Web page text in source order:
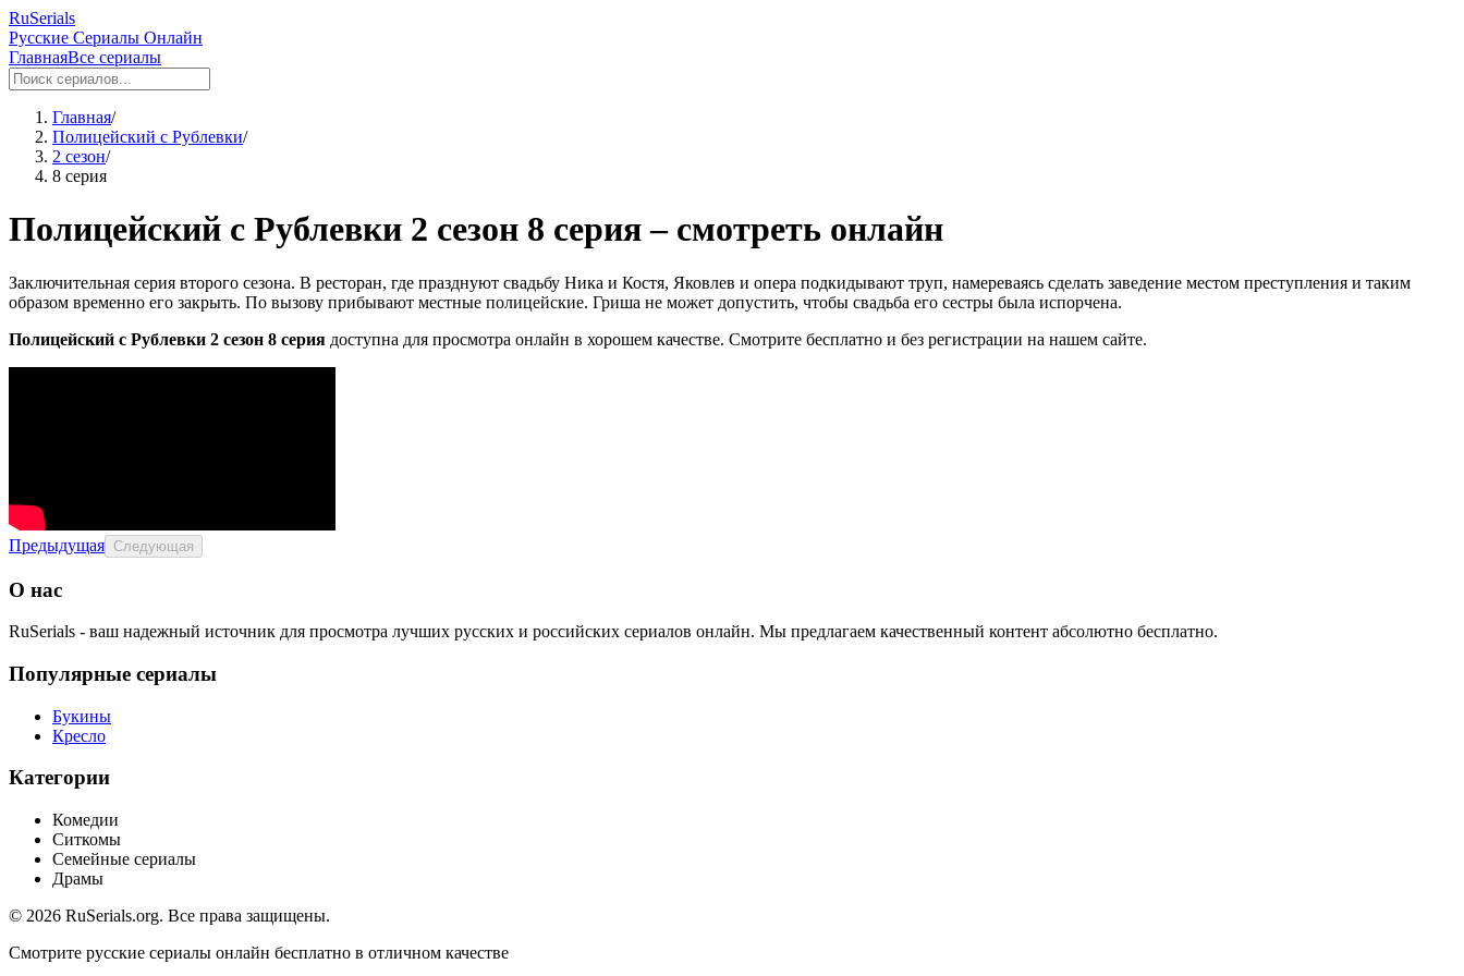
RuSerials
Русские Сериалы Онлайн
ГлавнаяВсе сериалы
Главная/
Полицейский с Рублевки/
2 сезон/
8 серия
Полицейский с Рублевки 2 сезон 8 серия – смотреть онлайн
Заключительная серия второго сезона. В ресторан, где празднуют свадьбу Ника и Костя, Яковлев и опера подкидывают труп, намереваясь сделать заведение местом преступления и таким
образом временно его закрыть. По вызову прибывают местные полицейские. Гриша не может допустить, чтобы свадьба его сестры была испорчена.
Полицейский с Рублевки 2 сезон 8 серия доступна для просмотра онлайн в хорошем качестве. Смотрите бесплатно и без регистрации на нашем сайте.
Предыдущая Следующая
О нас
RuSerials - ваш надежный источник для просмотра лучших русских и российских сериалов онлайн. Мы предлагаем качественный контент абсолютно бесплатно.
Популярные сериалы
Букины
Кресло
Категории
Комедии
Ситкомы
Семейные сериалы
Драмы
© 2026 RuSerials.org. Все права защищены.
Смотрите русские сериалы онлайн бесплатно в отличном качестве